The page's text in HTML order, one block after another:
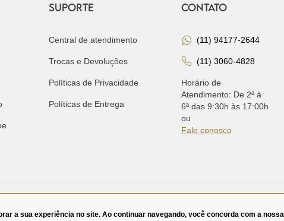
SUPORTE
Central de atendimento
Trocas e Devoluções
Políticas de Privacidade
Políticas de Entrega
CONTATO
(11) 94177-2644
(11) 3060-4828
Horário de
Atendimento: De 2ª à
6ª das 9:30h às 17:00h
ou
Fale conosco
SP. CEP - 01411-000. TEL:(11)3060-4828
a sua experiência no site. Ao continuar navegando, você concorda com a nossa